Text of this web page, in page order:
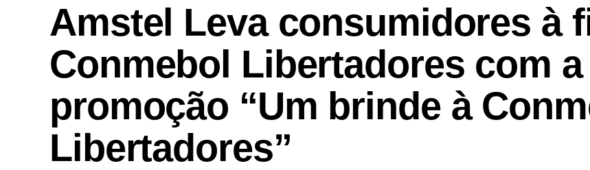
Amstel Leva consumidores à
Conmebol Libertadores com a
promoção “Um brinde à
Libertadores”